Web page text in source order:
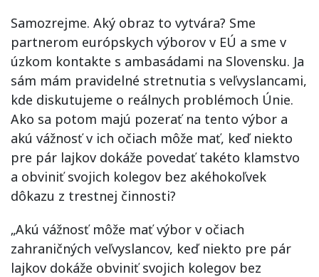
Samozrejme. Aký obraz to vytvára? Sme
partnerom európskych výborov v EÚ a sme v
úzkom kontakte s ambasádami na Slovensku. Ja
sám mám pravidelné stretnutia s veľvyslancami,
kde diskutujeme o reálnych problémoch Únie.
Ako sa potom majú pozerať na tento výbor a
akú vážnosť v ich očiach môže mať, keď niekto
pre pár lajkov dokáže povedať takéto klamstvo
a obviniť svojich kolegov bez akéhokoľvek
dôkazu z trestnej činnosti?
„Akú vážnosť môže mať výbor v očiach
zahraničných veľvyslancov, keď niekto pre pár
lajkov dokáže obviniť svojich kolegov bez